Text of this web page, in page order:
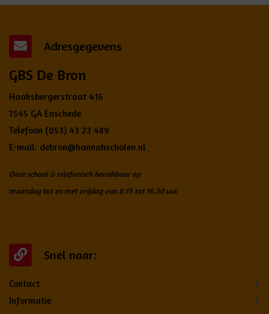
Adresgegevens
GBS De Bron
Haaksbergerstraat 416
7545 GA Enschede
Telefoon (053) 43 23 489
E-mail: debron@hannahscholen.nl
Onze school is telefonisch bereikbaar op
maandag tot en met vrijdag van 8:15 tot 16.30 uur.
Snel naar:
Contact
Informatie